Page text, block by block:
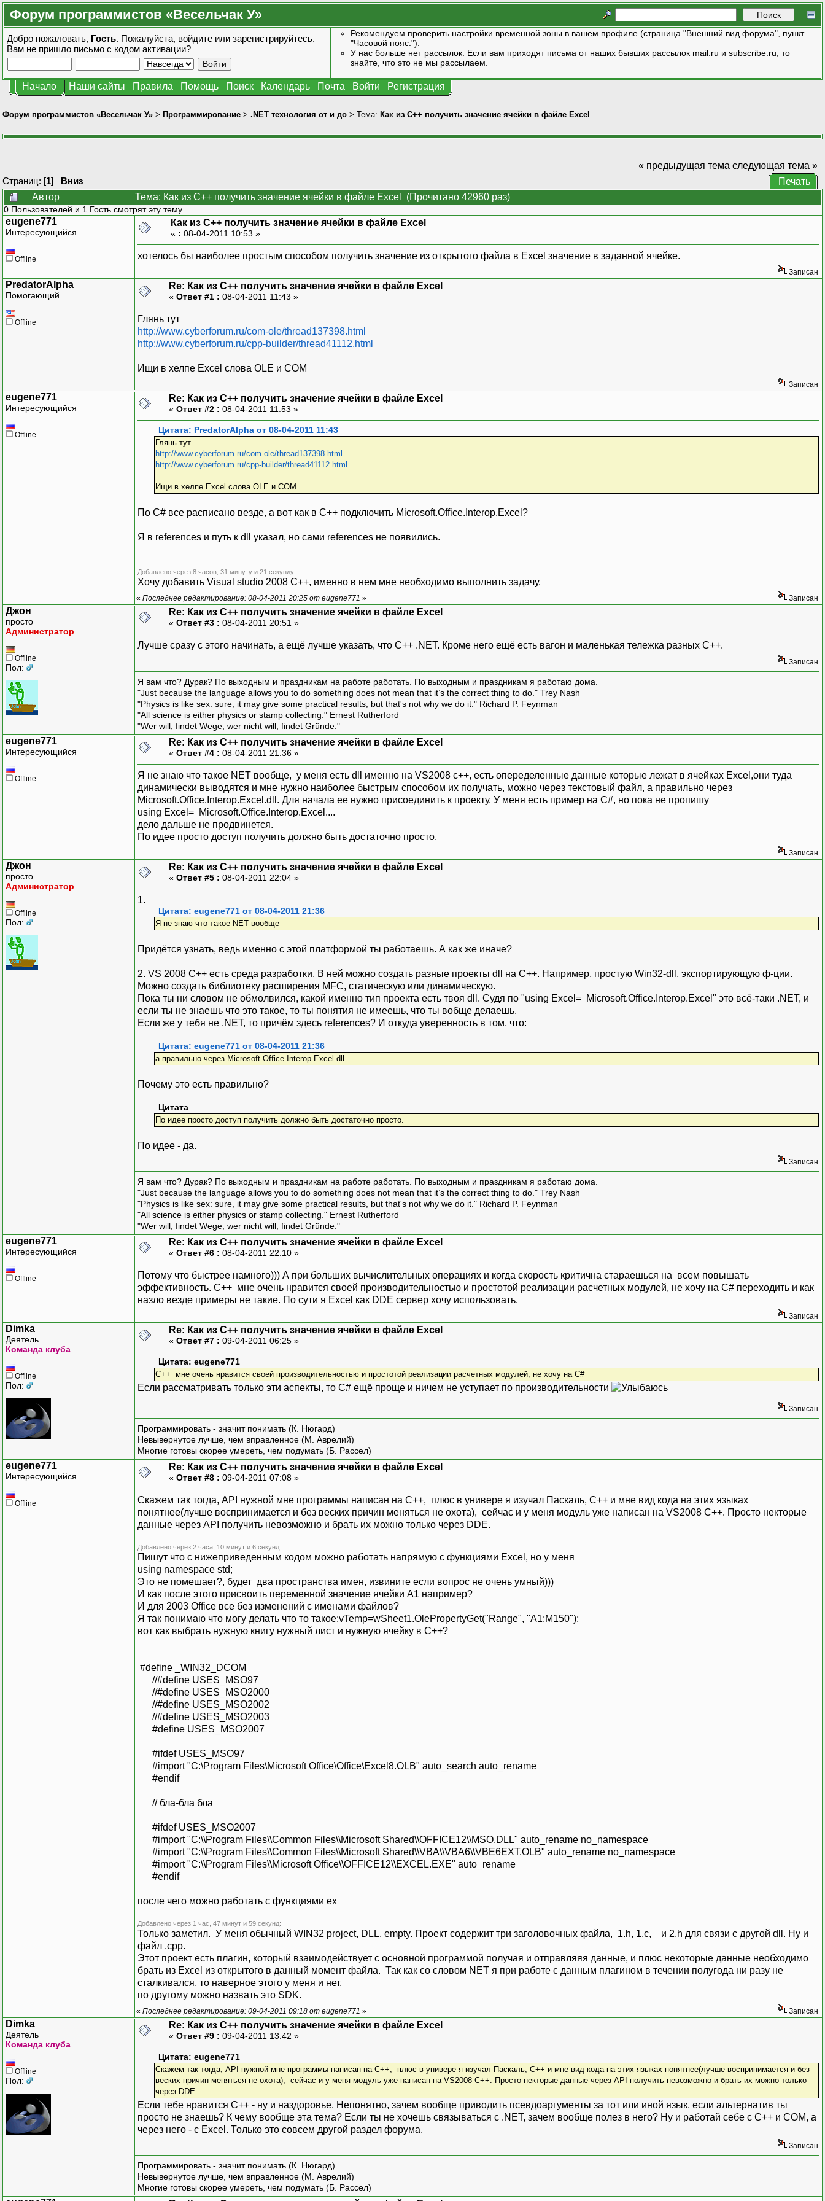
Форум программистов «Весельчак У»
Добро пожаловать, Гость. Пожалуйста, войдите или зарегистрируйтесь.
Вам не пришло письмо с кодом активации?
Рекомендуем проверить настройки временной зоны в вашем профиле (страница "Внешний вид форума", пункт
"Часовой пояс:").
У нас больше нет рассылок. Если вам приходят письма от наших бывших рассылок mail.ru и subscribe.ru, то
знайте, что это не мы рассылаем.
Начало Наши сайты Правила Помощь Поиск Календарь Почта Войти Регистрация
Форум программистов «Весельчак У» > Программирование > .NET технология от и до > Тема: Как из С++ получить значение ячейки в файле Excel
Страниц: [1] Вниз
« предыдущая тема следующая тема »
Печать
Автор
Тема: Как из С++ получить значение ячейки в файле Excel (Прочитано 42960 раз)
0 Пользователей и 1 Гость смотрят эту тему.
eugene771
Интересующийся
Offline
Как из С++ получить значение ячейки в файле Excel
« : 08-04-2011 10:53 »
хотелось бы наиболее простым способом получить значение из открытого файла в Excel значение в заданной ячейке.
Записан
PredatorAlpha
Помогающий
Offline
Re: Как из С++ получить значение ячейки в файле Excel
« Ответ #1 : 08-04-2011 11:43 »
Глянь тут
http://www.cyberforum.ru/com-ole/thread137398.html
http://www.cyberforum.ru/cpp-builder/thread41112.html
Ищи в хелпе Excel слова OLE и COM
Записан
eugene771
Интересующийся
Offline
Re: Как из С++ получить значение ячейки в файле Excel
« Ответ #2 : 08-04-2011 11:53 »
Цитата: PredatorAlpha от 08-04-2011 11:43
Глянь тут
http://www.cyberforum.ru/com-ole/thread137398.html
http://www.cyberforum.ru/cpp-builder/thread41112.html
Ищи в хелпе Excel слова OLE и COM
По С# все расписано везде, а вот как в C++ подключить Microsoft.Office.Interop.Excel?
Я в references и путь к dll указал, но сами references не появились.
Добавлено через 8 часов, 31 минуту и 21 секунду:
Хочу добавить Visual studio 2008 C++, именно в нем мне необходимо выполнить задачу.
« Последнее редактирование: 08-04-2011 20:25 от eugene771 » Записан
Джон
просто
Администратор
Offline
Пол:
Re: Как из С++ получить значение ячейки в файле Excel
« Ответ #3 : 08-04-2011 20:51 »
Лучше сразу с этого начинать, а ещё лучше указать, что С++ .NET. Кроме него ещё есть вагон и маленькая тележка разных С++.
Записан
Я вам что? Дурак? По выходным и праздникам на работе работать. По выходным и праздникам я работаю дома.
"Just because the language allows you to do something does not mean that it’s the correct thing to do." Trey Nash
"Physics is like sex: sure, it may give some practical results, but that's not why we do it." Richard P. Feynman
"All science is either physics or stamp collecting." Ernest Rutherford
"Wer will, findet Wege, wer nicht will, findet Gründe."
eugene771
Интересующийся
Offline
Re: Как из С++ получить значение ячейки в файле Excel
« Ответ #4 : 08-04-2011 21:36 »
Я не знаю что такое NET вообще, у меня есть dll именно на VS2008 c++, есть опеределенные данные которые лежат в ячейках Excel,они туда
динамически выводятся и мне нужно наиболее быстрым способом их получать, можно через текстовый файл, а правильно через
Microsoft.Office.Interop.Excel.dll. Для начала ее нужно присоединить к проекту. У меня есть пример на C#, но пока не пропишу
using Excel= Microsoft.Office.Interop.Excel....
дело дальше не продвинется.
По идее просто доступ получить должно быть достаточно просто.
Записан
Джон
просто
Администратор
Offline
Пол:
Re: Как из С++ получить значение ячейки в файле Excel
« Ответ #5 : 08-04-2011 22:04 »
1.
Цитата: eugene771 от 08-04-2011 21:36
Я не знаю что такое NET вообще
Придётся узнать, ведь именно с этой платформой ты работаешь. А как же иначе?
2. VS 2008 С++ есть среда разработки. В ней можно создать разные проекты dll на С++. Например, простую Win32-dll, экспортирующую ф-ции.
Можно создать библиотеку расширения MFC, статическую или динамическую.
Пока ты ни словом не обмолвился, какой именно тип проекта есть твоя dll. Судя по "using Excel= Microsoft.Office.Interop.Excel" это всё-таки .NET, и
если ты не знаешь что это такое, то ты понятия не имеешь, что ты вобще делаешь.
Если же у тебя не .NET, то причём здесь references? И откуда уверенность в том, что:
Цитата: eugene771 от 08-04-2011 21:36
а правильно через Microsoft.Office.Interop.Excel.dll
Почему это есть правильно?
Цитата
По идее просто доступ получить должно быть достаточно просто.
По идее - да.
Записан
Я вам что? Дурак? По выходным и праздникам на работе работать. По выходным и праздникам я работаю дома.
"Just because the language allows you to do something does not mean that it’s the correct thing to do." Trey Nash
"Physics is like sex: sure, it may give some practical results, but that's not why we do it." Richard P. Feynman
"All science is either physics or stamp collecting." Ernest Rutherford
"Wer will, findet Wege, wer nicht will, findet Gründe."
eugene771
Интересующийся
Offline
Re: Как из С++ получить значение ячейки в файле Excel
« Ответ #6 : 08-04-2011 22:10 »
Потому что быстрее намного))) А при больших вычислительных операциях и когда скорость критична стараешься на всем повышать
эффективность. С++ мне очень нравится своей производительностью и простотой реализации расчетных модулей, не хочу на C# переходить и как
назло везде примеры не такие. По сути я Excel как DDE сервер хочу использовать.
Записан
Dimka
Деятель
Команда клуба
Offline
Пол:
Re: Как из С++ получить значение ячейки в файле Excel
« Ответ #7 : 09-04-2011 06:25 »
Цитата: eugene771
С++ мне очень нравится своей производительностью и простотой реализации расчетных модулей, не хочу на C#
Если рассматривать только эти аспекты, то C# ещё проще и ничем не уступает по производительности
Записан
Программировать - значит понимать (К. Нюгард)
Невывернутое лучше, чем вправленное (М. Аврелий)
Многие готовы скорее умереть, чем подумать (Б. Рассел)
eugene771
Интересующийся
Offline
Re: Как из С++ получить значение ячейки в файле Excel
« Ответ #8 : 09-04-2011 07:08 »
Скажем так тогда, API нужной мне программы написан на C++, плюс в универе я изучал Паскаль, C++ и мне вид кода на этих языках
понятнее(лучше воспринимается и без веских причин меняться не охота), сейчас и у меня модуль уже написан на VS2008 C++. Просто некторые
данные через API получить невозможно и брать их можно только через DDE.
Добавлено через 2 часа, 10 минут и 6 секунд:
Пишут что с нижеприведенным кодом можно работать напрямую с функциями Excel, но у меня
using namespace std;
Это не помешает?, будет два пространства имен, извините если вопрос не очень умный)))
И как после этого присвоить переменной значение ячейки A1 например?
И для 2003 Office все без изменений с именами файлов?
Я так понимаю что могу делать что то такое:vTemp=wSheet1.OlePropertyGet("Range", "A1:M150");
вот как выбрать нужную книгу нужный лист и нужную ячейку в C++?
#define _WIN32_DCOM
//#define USES_MSO97
//#define USES_MSO2000
//#define USES_MSO2002
//#define USES_MSO2003
#define USES_MSO2007
#ifdef USES_MSO97
#import "C:\Program Files\Microsoft Office\Office\Excel8.OLB" auto_search auto_rename
#endif
// бла-бла бла
#ifdef USES_MSO2007
#import "C:\\Program Files\\Common Files\\Microsoft Shared\\OFFICE12\\MSO.DLL" auto_rename no_namespace
#import "C:\\Program Files\\Common Files\\Microsoft Shared\\VBA\\VBA6\\VBE6EXT.OLB" auto_rename no_namespace
#import "C:\\Program Files\\Microsoft Office\\OFFICE12\\EXCEL.EXE" auto_rename
#endif
после чего можно работать с функциями ex
Добавлено через 1 час, 47 минут и 59 секунд:
Только заметил. У меня обычный WIN32 project, DLL, empty. Проект содержит три заголовочных файла, 1.h, 1.c, и 2.h для связи с другой dll. Ну и
файл .cpp.
Этот проект есть плагин, который взаимодействует с основной программой получая и отправляяя данные, и плюс некоторые данные необходимо
брать из Excel из открытого в данный момент файла. Так как со словом NET я при работе с данным плагином в течении полугода ни разу не
сталкивался, то наверное этого у меня и нет.
по другому можно назвать это SDK.
« Последнее редактирование: 09-04-2011 09:18 от eugene771 » Записан
Dimka
Деятель
Команда клуба
Offline
Пол:
Re: Как из С++ получить значение ячейки в файле Excel
« Ответ #9 : 09-04-2011 13:42 »
Цитата: eugene771
Скажем так тогда, API нужной мне программы написан на C++, плюс в универе я изучал Паскаль, C++ и мне вид кода на этих языках понятнее(лучше воспринимается и без
веских причин меняться не охота), сейчас и у меня модуль уже написан на VS2008 C++. Просто некторые данные через API получить невозможно и брать их можно только
через DDE.
Если тебе нравится C++ - ну и наздоровье. Непонятно, зачем вообще приводить псевдоаргументы за тот или иной язык, если альтернатив ты
просто не знаешь? К чему вообще эта тема? Если ты не хочешь связываться с .NET, зачем вообще полез в него? Ну и работай себе с C++ и COM, а
через него - с Excel. Только это совсем другой раздел форума.
Записан
Программировать - значит понимать (К. Нюгард)
Невывернутое лучше, чем вправленное (М. Аврелий)
Многие готовы скорее умереть, чем подумать (Б. Рассел)